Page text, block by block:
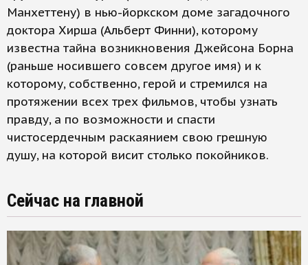
Манхеттену) в нью-йоркском доме загадочного
доктора Хирша (Альберт Финни), которому
известна тайна возникновения Джейсона Борна
(раньше носившего совсем другое имя) и к
которому, собственно, герой и стремился на
протяжении всех трех фильмов, чтобы узнать
правду, а по возможности и спасти
чистосердечным раскаянием свою грешную
душу, на которой висит столько покойников.
Сейчас на главной